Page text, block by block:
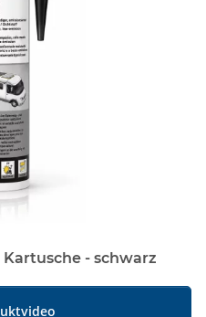
Kartusche - schwarz